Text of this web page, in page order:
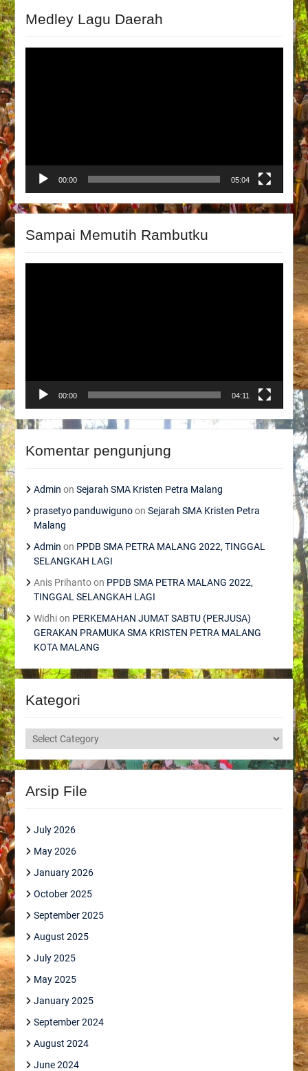
Medley Lagu Daerah
00:00 05:04
Sampai Memutih Rambutku
00:00 04:11
Komentar pengunjung
Admin on Sejarah SMA Kristen Petra Malang
prasetyo panduwigunoon Sejarah SMA Kristen Petra
Malang
Admin on PPDB SMA PETRA MALANG 2022, TINGGAL
SELANGKAH LAGI
Anis Prihantoon PPDB SMA PETRA MALANG 2022,
TINGGAL SELANGKAH LAGI
Widhion PERKEMAHAN JUMAT SABTU (PERJUSA)
GERAKAN PRAMUKA SMA KRISTEN PETRA MALANG
KOTA MALANG
Kategori
Kategori
Arsip File
July 2026
May 2026
January 2026
October 2025
September 2025
August 2025
July 2025
May 2025
January 2025
September 2024
August 2024
June 2024